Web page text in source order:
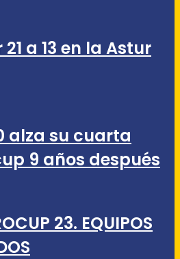
a 13 en la Astur
alza su cuarta
9 años después
23. EQUIPOS